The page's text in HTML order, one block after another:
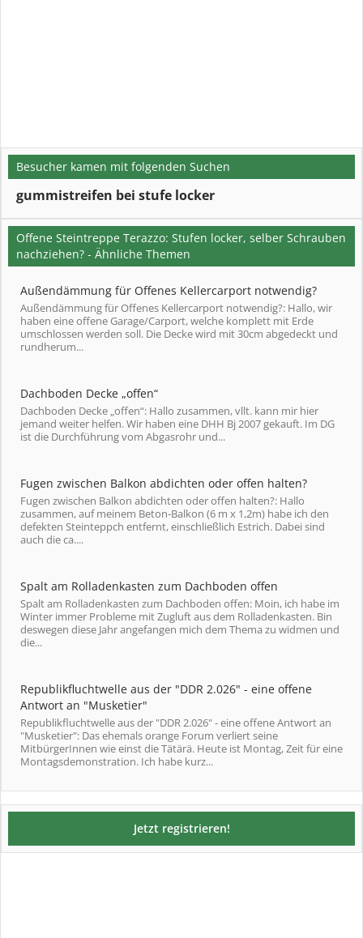
Besucher kamen mit folgenden Suchen
gummistreifen bei stufe locker
Offene Steintreppe Terazzo: Stufen locker, selber Schrauben
nachziehen? - Ähnliche Themen
Außendämmung für Offenes Kellercarport notwendig?
Außendämmung für Offenes Kellercarport notwendig?: Hallo, wir
haben eine offene Garage/Carport, welche komplett mit Erde
umschlossen werden soll. Die Decke wird mit 30cm abgedeckt und
rundherum...
Dachboden Decke „offen“
Dachboden Decke „offen“: Hallo zusammen, vllt. kann mir hier
jemand weiter helfen. Wir haben eine DHH Bj 2007 gekauft. Im DG
ist die Durchführung vom Abgasrohr und...
Fugen zwischen Balkon abdichten oder offen halten?
Fugen zwischen Balkon abdichten oder offen halten?: Hallo
zusammen, auf meinem Beton-Balkon (6 m x 1,2m) habe ich den
defekten Steinteppch entfernt, einschließlich Estrich. Dabei sind
auch die ca....
Spalt am Rolladenkasten zum Dachboden offen
Spalt am Rolladenkasten zum Dachboden offen: Moin, ich habe im
Winter immer Probleme mit Zugluft aus dem Rolladenkasten. Bin
deswegen diese Jahr angefangen mich dem Thema zu widmen und
die...
Republikfluchtwelle aus der "DDR 2.026" - eine offene
Antwort an "Musketier"
Republikfluchtwelle aus der "DDR 2.026" - eine offene Antwort an
"Musketier": Das ehemals orange Forum verliert seine
MitbürgerInnen wie einst die Tätärä. Heute ist Montag, Zeit für eine
Montagsdemonstration. Ich habe kurz...
Jetzt registrieren!